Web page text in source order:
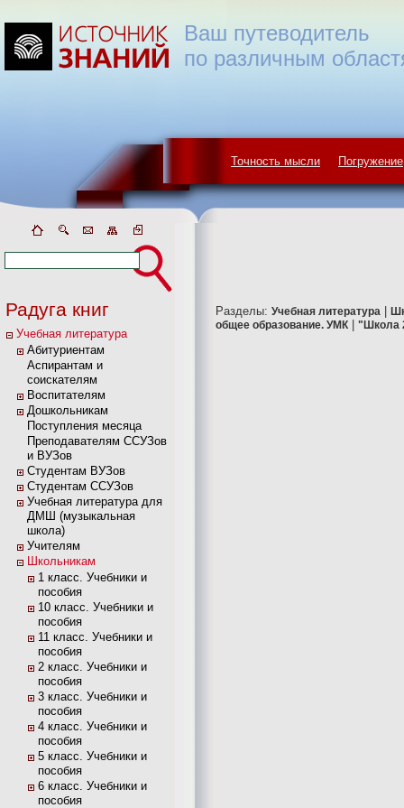
Точность мысли Погружение
Ваш путеводитель
по различным
Радуга книг
Учебная литература
Абитуриентам
Аспирантам и
соискателям
Воспитателям
Дошкольникам
Поступления месяца
Преподавателям ССУЗов
и ВУЗов
Студентам ВУЗов
Студентам ССУЗов
Учебная литература для
ДМШ (музыкальная
школа)
Учителям
Школьникам
1 класс. Учебники и
пособия
10 класс. Учебники и
пособия
11 класс. Учебники и
пособия
2 класс. Учебники и
пособия
3 класс. Учебники и
пособия
4 класс. Учебники и
пособия
5 класс. Учебники и
пособия
6 класс. Учебники и
пособия
Разделы: Учебная литература
общее образование. УМК
"Школа